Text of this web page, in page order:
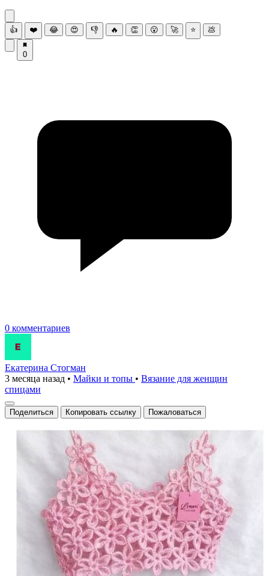
👍 ❤️ 😂 😍 👎 🔥 👏 😮 🚀 ⭐ 💩
0
0 комментариев
Екатерина Стогман
3 месяца назад • Майки и топы • Вязание для женщин
спицами
Поделиться Копировать ссылку Пожаловаться